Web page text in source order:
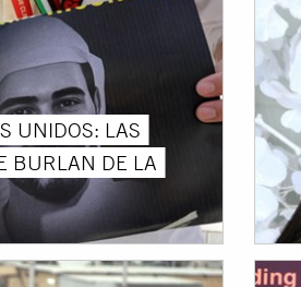
UNIDOS: LAS
BURLAN DE LA